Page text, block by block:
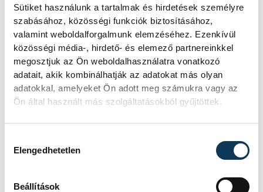
Sütiket használunk a tartalmak és hirdetések személyre
szabásához, közösségi funkciók biztosításához,
valamint weboldalforgalmunk elemzéséhez. Ezenkívül
közösségi média-, hirdető- és elemező partnereinkkel
megosztjuk az Ön weboldalhasználatra vonatkozó
adatait, akik kombinálhatják az adatokat más olyan
adatokkal, amelyeket Ön adott meg számukra vagy az
Ön által használt más szolgáltatásokból gyűjtöttek.
Elengedhetetlen
Beállítások